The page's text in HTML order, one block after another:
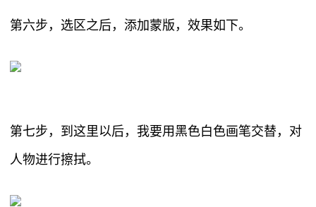
第六步，选区之后，添加蒙版，效果如下。
第七步，到这里以后，我要用黑色白色画笔交替，对
人物进行擦拭。